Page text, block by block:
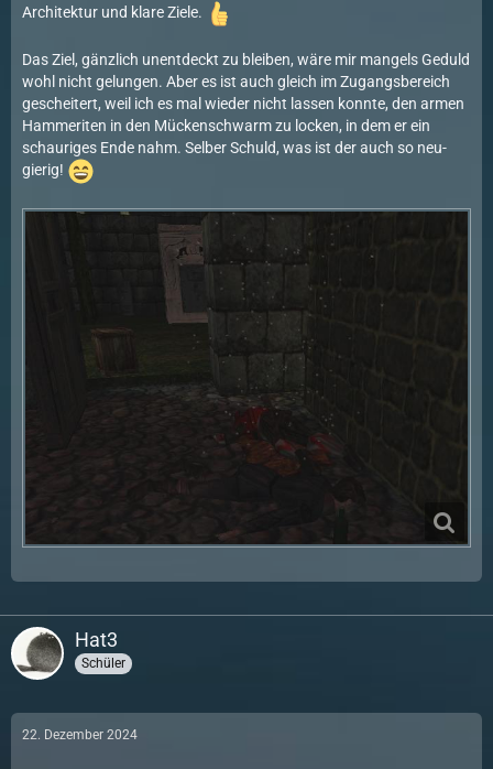
Architektur und klare Ziele.
Das Ziel, gänzlich unentdeckt zu bleiben, wäre mir mangels Geduld
wohl nicht gelungen. Aber es ist auch gleich im Zugangsbereich
gescheitert, weil ich es mal wieder nicht lassen konnte, den armen
Hammeriten in den Mückenschwarm zu locken, in dem er ein
schauriges Ende nahm. Selber Schuld, was ist der auch so neu-
gierig!
Hat3
Schüler
22. Dezember 2024